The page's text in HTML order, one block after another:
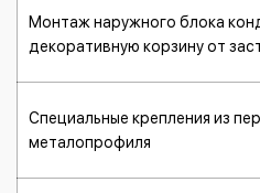
Монтаж наружного блока
декоративную корзину от
Специальные крепления из
металопрофиля